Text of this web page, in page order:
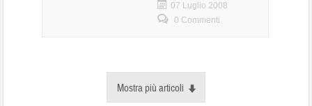
07 Luglio 2008
0 Commenti
Mostra più articoli